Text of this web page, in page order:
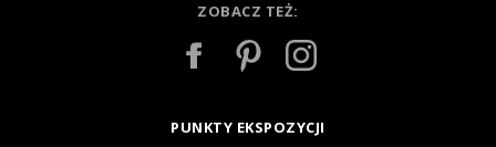
ZOBACZ TEŻ:
PUNKTY EKSPOZYCJI